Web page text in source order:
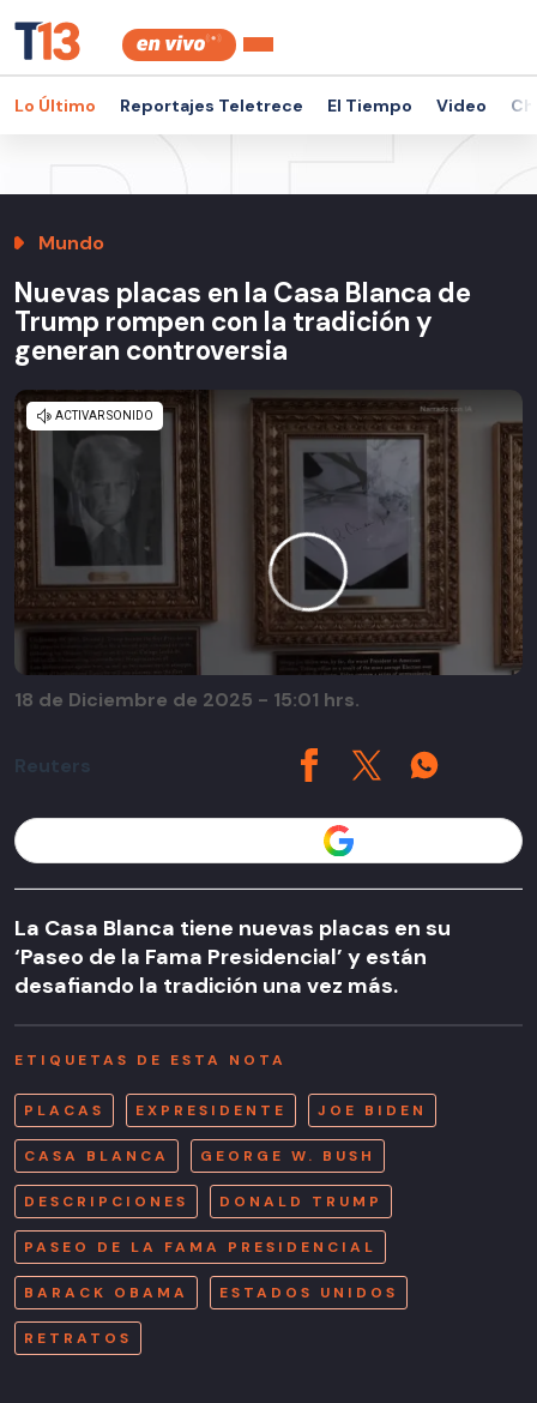
Lo Último Reportajes Teletrece El Tiempo Video
Mundo
Nuevas placas en la Casa Blanca de
Trump rompen con la tradición y
generan controversia
Reuters
18 de Diciembre de 2025 - 15:01 hrs.
La Casa Blanca tiene nuevas placas en su
‘Paseo de la Fama Presidencial’ y están
desafiando la tradición una vez más.
ETIQUETAS DE ESTA NOTA
PLACAS EXPRESIDENTE JOE BIDEN
CASA BLANCA GEORGE W. BUSH
DESCRIPCIONES DONALD TRUMP
PASEO DE LA FAMA PRESIDENCIAL
BARACK OBAMA ESTADOS UNIDOS
RETRATOS